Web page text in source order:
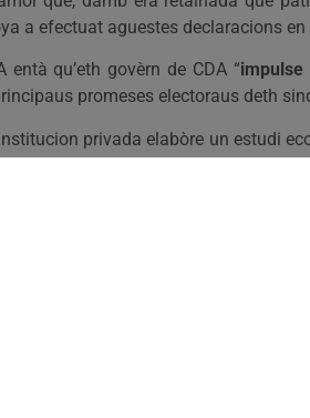
a efectuat aguestes declaracions
entà qu’eth govèrn de CDA “
promeses electoraus deth
privada elabòre un estudi